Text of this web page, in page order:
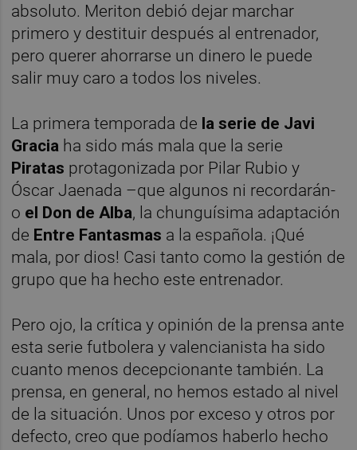
absoluto. Meriton debió dejar marchar
primero y destituir después al entrenador,
pero querer ahorrarse un dinero le puede
salir muy caro a todos los niveles.
La primera temporada de la serie de Javi
Gracia ha sido más mala que la serie
Piratas protagonizada por Pilar Rubio y
Óscar Jaenada –que algunos ni recordarán-
o el Don de Alba, la chunguísima adaptación
de Entre Fantasmas a la española. ¡Qué
mala, por dios! Casi tanto como la gestión de
grupo que ha hecho este entrenador.
Pero ojo, la crítica y opinión de la prensa ante
esta serie futbolera y valencianista ha sido
cuanto menos decepcionante también. La
prensa, en general, no hemos estado al nivel
de la situación. Unos por exceso y otros por
defecto, creo que podíamos haberlo hecho